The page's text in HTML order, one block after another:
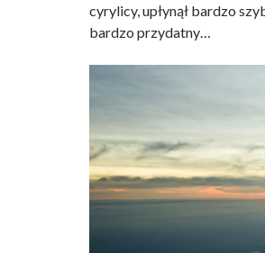
cyrylicy, upłynął bardzo
bardzo przydatny…